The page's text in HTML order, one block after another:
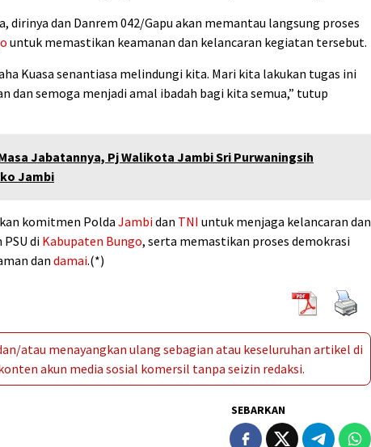
dirinya dan Danrem 042/Gapu akan memantau langsung proses
untuk memastikan keamanan dan kelancaran kegiatan tersebut.
Kuasa senantiasa melindungi kita. Mari kita lakukan tugas ini
dan semoga menjadi amal ibadah bagi kita semua,” tutup
Jabatannya, Pj Walikota Jambi Sri Purwaningsih
Jambi
komitmen Polda Jambidan TNI untuk menjaga kelancaran dan
diKabupaten Bungo, serta memastikan proses demokrasi
dan damai.(*)
atau menayangkan ulang sebagian atau keseluruhan artikel di
akun media sosial komersil tanpa seizin redaksi.
SEBARKAN